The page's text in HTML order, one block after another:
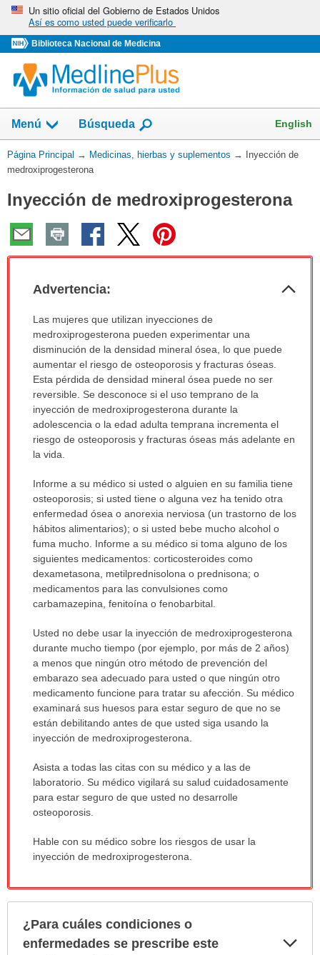
Omita
vaya
al
Contenido
Un sitio oficial del Gobierno de Estados Unidos
Así es como usted puede verificarlo
Biblioteca Nacional de Medicina
Menú
Mostrar
campo
de
Búsqueda English
Usted
está
Página Principal → Medicinas, hierbas y suplementos → Inyección de
medroxiprogesterona
Inyección de medroxiprogesterona
Advertencia:
Advertencia:
sido
extendido.
Las mujeres que utilizan inyecciones de
medroxiprogesterona pueden experimentar una
disminución de la densidad mineral ósea, lo que puede
aumentar el riesgo de osteoporosis y fracturas óseas.
Esta pérdida de densidad mineral ósea puede no ser
reversible. Se desconoce si el uso temprano de la
inyección de medroxiprogesterona durante la
adolescencia o la edad adulta temprana incrementa el
riesgo de osteoporosis y fracturas óseas más adelante en
la vida.
Informe a su médico si usted o alguien en su familia tiene
osteoporosis; si usted tiene o alguna vez ha tenido otra
enfermedad ósea o anorexia nerviosa (un trastorno de los
hábitos alimentarios); o si usted bebe mucho alcohol o
fuma mucho. Informe a su médico si toma alguno de los
siguientes medicamentos: corticosteroides como
dexametasona, metilprednisolona o prednisona; o
medicamentos para las convulsiones como
carbamazepina, fenitoína o fenobarbital.
Usted no debe usar la inyección de medroxiprogesterona
durante mucho tiempo (por ejemplo, por más de 2 años)
a menos que ningún otro método de prevención del
embarazo sea adecuado para usted o que ningún otro
medicamento funcione para tratar su afección. Su médico
examinará sus huesos para estar seguro de que no se
están debilitando antes de que usted siga usando la
inyección de medroxiprogesterona.
Asista a todas las citas con su médico y a las de
laboratorio. Su médico vigilará su salud cuidadosamente
para estar seguro de que usted no desarrolle
osteoporosis.
Hable con su médico sobre los riesgos de usar la
inyección de medroxiprogesterona.
¿Para cuáles condiciones o
enfermedades se prescribe este